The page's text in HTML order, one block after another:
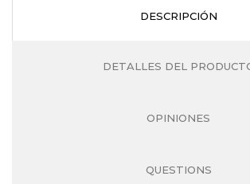
DESCRIPCIÓN
DETALLES DEL
OPINIONES
QUESTIONS